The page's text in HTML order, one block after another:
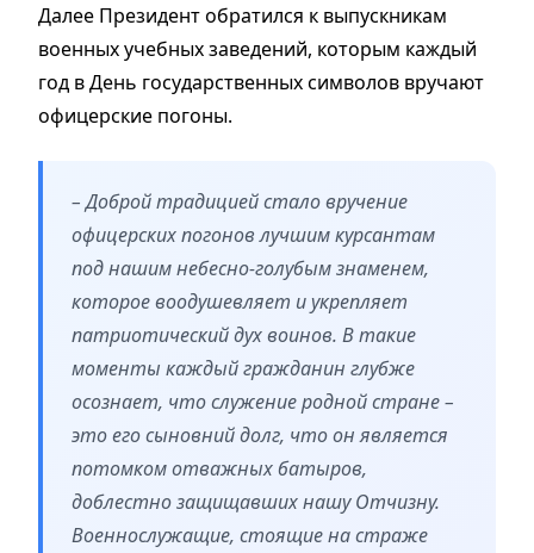
Далее Президент обратился к выпускникам
военных учебных заведений, которым каждый
год в День государственных символов вручают
офицерские погоны.
– Доброй традицией стало вручение
офицерских погонов лучшим курсантам
под нашим небесно-голубым знаменем,
которое воодушевляет и укрепляет
патриотический дух воинов. В такие
моменты каждый гражданин глубже
осознает, что служение родной стране –
это его сыновний долг, что он является
потомком отважных батыров,
доблестно защищавших нашу Отчизну.
Военнослужащие, стоящие на страже